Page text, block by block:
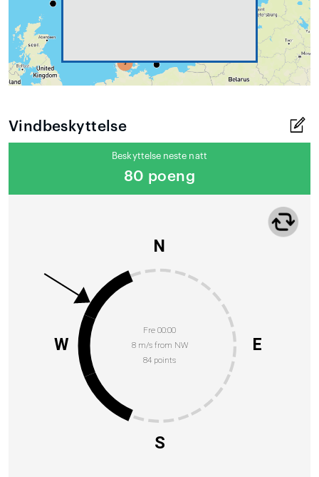
Vindbeskyttelse
Beskyttelse neste natt
80 poeng
Fre 00:00
8 m/s from NW
84 points
N
E
S
W